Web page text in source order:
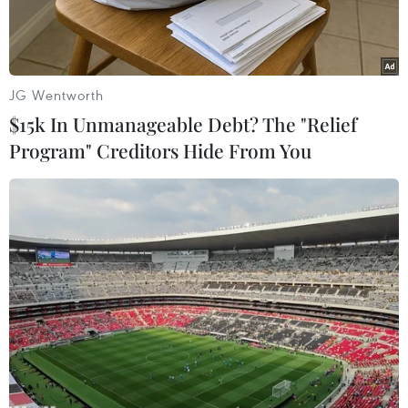
Ảnh minh họa. (Nguồn: AFP)
Ngày 21/8, Lực lượng Bảo vệ bờ biển Romania
cho biết đã bắt giữ một tàu cá chở 68 người di
cư ở ngoài khơi bờ biển nước này.
Đây là vụ bắt giữ tàu cá chở người tị nạn thứ hai
trong vòng 1 tuần qua tại Romania, làm gia tăng
JG Wentworth
$15k In Unmanageable Debt? The "Relief
Program" Creditors Hide From You